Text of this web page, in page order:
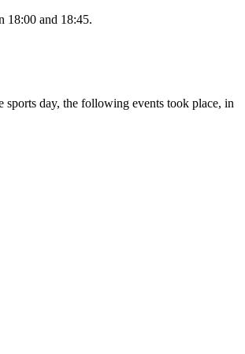
18:00 and 18:45.
day, the following events took place, in